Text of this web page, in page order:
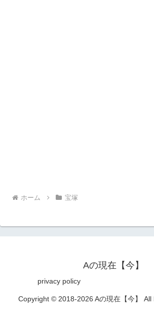
ホーム 宝塚
Aの現在【今】
privacy policy
Copyright © 2018-2026 Aの現在【今】 All